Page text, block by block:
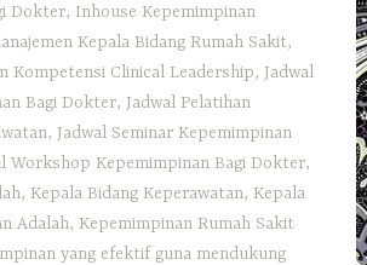
Dokter, Inhouse Kepemimpinan
Kepala Bidang Rumah Sakit,
Kompetensi Clinical Leadership, Jadwal
Bagi Dokter, Jadwal Pelatihan
, Jadwal Seminar Kepemimpinan
Workshop Kepemimpinan Bagi Dokter,
, Kepala Bidang Keperawatan, Kepala
Adalah, Kepemimpinan Rumah Sakit
yang efektif guna mendukung